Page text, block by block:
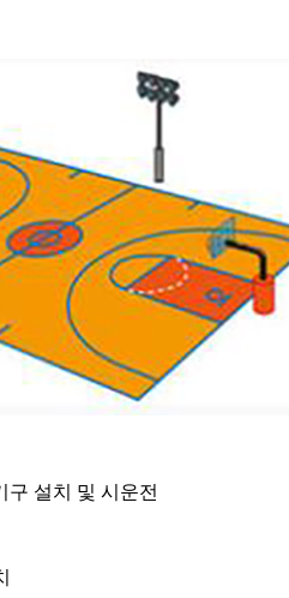
설치 및 시운전